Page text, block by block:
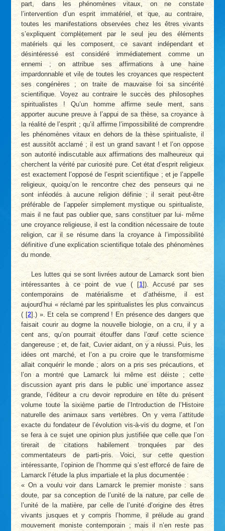
part, dans les phénomènes vitaux, on ne constate
l’intervention d’un esprit immatériel, et que, au contraire,
toutes les manifestations observées chez les êtres vivants
s’expliquent complètement par le seul jeu des éléments
matériels qui les composent, ce savant indépendant et
désintéressé est considéré immédiatement comme un
ennemi ; on attribue ses affirmations à une haine
impardonnable et vile de toutes les croyances que respectent
ses congénères ; on traite de mauvaise foi sa sincérité
scientifique. Voyez au contraire le succès des philosophes
spiritualistes ! Qu’un homme affirme seule­ ment, sans
apporter aucune preuve à l’appui de sa thèse, sa croyance à
la réalité de l’esprit ; qu’il affirme l’impossibilité de comprendre
les phénomènes vitaux en dehors de la thèse spiritualiste, il
est aussitôt acclamé ; il est un grand savant ! et l’on oppose
son autorité indiscutable aux affirmations des malheureux qui
cherchent la vérité par curiosité pure. Cet état d’esprit religieux
est exactement l’opposé de l’esprit scientifique ; et je l’appelle
religieux, quoiqu’on le rencontre chez des penseurs qui ne
sont inféodés à aucune religion définie ; il serait peut-être
préférable de l’appeler simplement mystique ou spiritualiste,
mais il ne faut pas oublier que, sans constituer par lui- même
une croyance religieuse, il est la condition nécessaire de toute
religion, car il se résume dans la croyance à l’impossibilité
définitive d’une explication scientifique totale des phénomènes
du monde.
Les luttes qui se sont livrées autour de Lamarck sont bien
intéressantes à ce point de vue ([1]). Accusé par ses
contemporains de matérialisme et d’athéisme, il est
aujourd’hui « réclamé par les spiritualistes les plus convaincus
([2] .) ». Et cela se comprend ! En présence des dangers que
faisait courir au dogme la nouvelle biologie, on a cru, il y a
cent ans, qu’on pourrait étouffer dans l’œuf cette science
dangereuse ; et, de fait, Cuvier aidant, on y a réussi. Puis, les
idées ont marché, et l’on a pu croire que le transformisme
allait conquérir le monde ; alors on a pris ses précautions, et
l’on a montré que Lamarck lui­ même est déiste ; cette
discussion ayant pris dans le public une importance assez
grande, l’éditeur a cru devoir reproduire en tête du présent
volume toute la sixième partie de l’Introduction de l’Histoire
naturelle des animaux sans vertèbres. On y verra l’attitude
exacte du fondateur de l’évolution vis-à-vis du dogme, et l’on
se fera à ce sujet une opinion plus justifiée que celle que l’on
tirerait de citations habilement tronquées par des
commentateurs de parti-pris. Voici, sur cette question
intéressante, l’opinion de l’homme qui s’est efforcé de faire de
Lamarck l’étude la plus impartiale et la plus documentée :
« On a voulu voir dans Lamarck le premier moniste : sans
doute, par sa conception de l’unité de la nature, par celle de
l’unité de la matière, par celle de l’unité d’origine des êtres
vivants jusques et y compris l’homme, il prélude au grand
mouvement moniste contemporain ; mais il n’en reste pas